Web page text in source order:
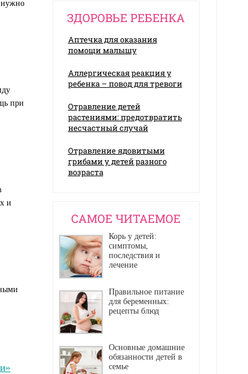
нужно
при
и
ЗДОРОВЬЕ РЕБЕНКА
Аптечка для оказания
помощи малышу
Аллергическая реакция у
ребенка – повод для тревоги
Отравление детей
растениями: предотвратить
несчастный случай
Отравление ядовитыми
грибами у детей разного
возраста
CАМОЕ ЧИТАЕМОЕ
Корь у детей:
симптомы,
последствия и
лечение
Правильное питание
для беременных:
рецепты блюд
Основные домашние
обязанности детей в
семье